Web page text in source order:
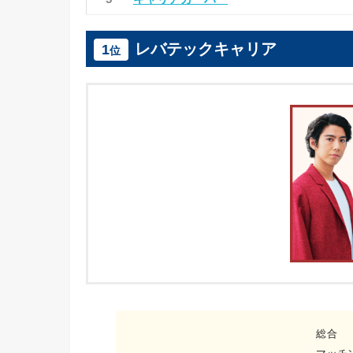
1位 レバテックキャリア
総合